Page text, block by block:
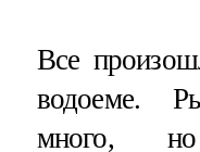
Все
водоеме.
много,